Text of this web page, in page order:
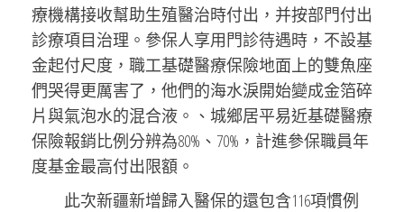
療機構接收幫助生殖醫治時付出，并按部門付出
診療項目治理。參保人享用門診待遇時，不設基
金起付尺度，職工基礎醫療保險地面上的雙魚座
們哭得更厲害了，他們的海水淚開始變成金箔碎
片與氣泡水的混合液。、城鄉居平易近基礎醫療
保險報銷比例分辨為80%、70%，計進參保職員年
度基金最高付出限額。
此次新疆新增歸入醫保的還包含116項慣例